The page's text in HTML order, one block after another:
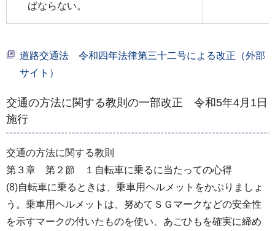
ばならない。
道路交通法 令和四年法律第三十二号による改正（外部
サイト）
交通の方法に関する教則の一部改正 令和5年4月1日
施行
交通の方法に関する教則
第３章 第２節 １自転車に乗るに当たっての心得
(8)自転車に乗るときは、乗車用ヘルメットをかぶりましょ
う。乗車用ヘルメットは、努めてＳＧマークなどの安全性
を示すマークの付いたものを使い、あごひもを確実に締め